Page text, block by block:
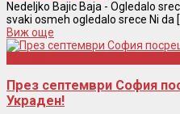
Nedeljko Bajic Baja - Ogledalo
svaki osmeh ogledalo srece Ni da
Виж още
През септември София
Украден!